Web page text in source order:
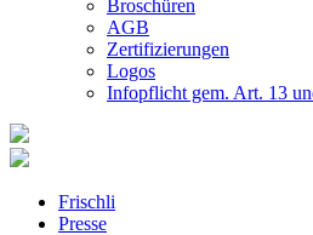
Broschüren
AGB
Zertifizierungen
Logos
Infopflicht gem. Art. 13
Frischli
Presse